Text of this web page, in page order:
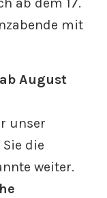
mit
August
unser
die
weiter.